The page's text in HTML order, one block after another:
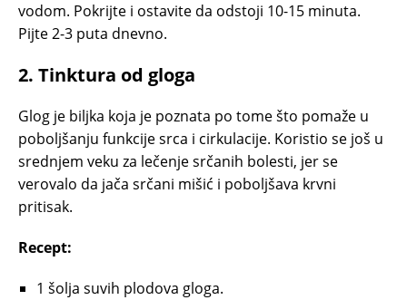
vodom. Pokrijte i ostavite da odstoji 10-15 minuta.
Pijte 2-3 puta dnevno.
2. Tinktura od gloga
Glog je biljka koja je poznata po tome što pomaže u
poboljšanju funkcije srca i cirkulacije. Koristio se još u
srednjem veku za lečenje srčanih bolesti, jer se
verovalo da jača srčani mišić i poboljšava krvni
pritisak.
Recept:
1 šolja suvih plodova gloga.